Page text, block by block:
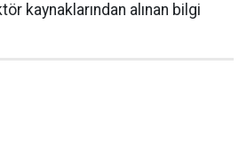
kaynaklarından alınan bilgi